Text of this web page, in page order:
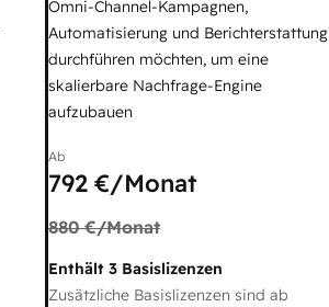
Omni-Channel-Kampagnen,
Automatisierung und Berichterstattung
durchführen möchten, um eine
skalierbare Nachfrage-Engine
aufzubauen
Ab
792 €/Monat
880 €/Monat
Enthält 3 Basislizenzen
Zusätzliche Basislizenzen sind ab